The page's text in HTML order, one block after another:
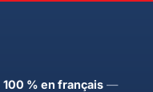
100 % en français —